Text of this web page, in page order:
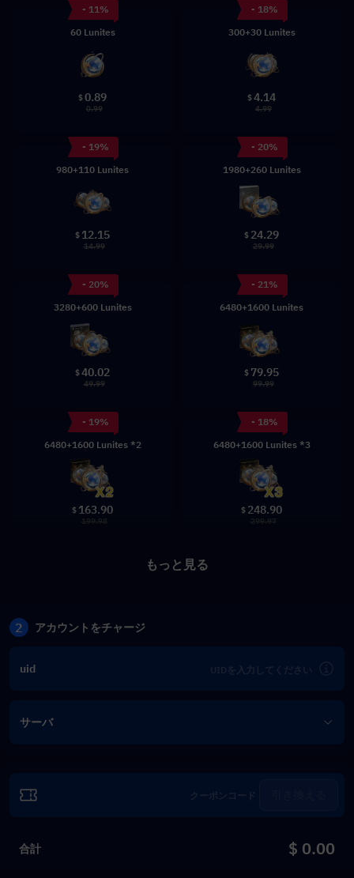
- 11%
60 Lunites
$0.89
0.99
- 18%
300+30 Lunites
$4.14
4.99
- 19%
980+110 Lunites
$ 12.15
14.99
- 20%
1980+260 Lunites
$ 24.29
29.99
- 20%
3280+600 Lunites
$40.02
49.99
- 21%
6480+1600 Lunites
$ 79.95
99.99
- 19%
6480+1600 Lunites *2
$ 163.90
199.98
- 18%
6480+1600 Lunites *3
$ 248.90
299.97
もっと見る
2 アカウントをチャージ
uid
サーバ
合計 $ 0.00